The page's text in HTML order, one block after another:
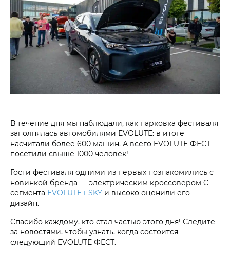
В течение дня мы наблюдали, как парковка фестиваля
заполнялась автомобилями EVOLUTE: в итоге
насчитали более 600 машин. А всего EVOLUTE ФЕСТ
посетили свыше 1000 человек!
Гости фестиваля одними из первых познакомились с
новинкой бренда — электрическим кроссовером C-
сегмента EVOLUTE i‑SKY и высоко оценили его
дизайн.
Спасибо каждому, кто стал частью этого дня! Следите
за новостями, чтобы узнать, когда состоится
следующий EVOLUTE ФЕСТ.